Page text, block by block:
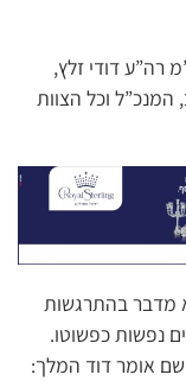
רה”ע דודי זלץ,
המנכ”ל וכל הצוות
מדבר בהתרגשות
נפשות כפשוטו.
אומר דוד המלך: